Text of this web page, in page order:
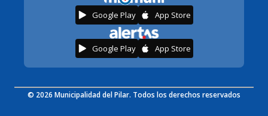
Google Play App Store
Google Play App Store
© 2026 Municipalidad del Pilar. Todos los derechos reservados